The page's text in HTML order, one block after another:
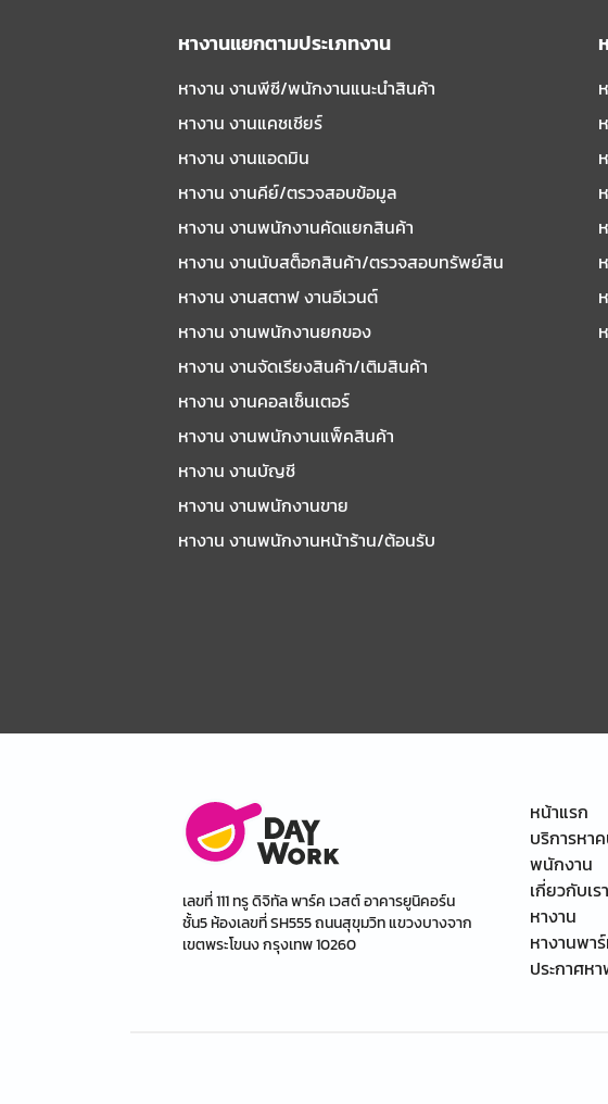
หางานแยกตามประเภทงาน
หางาน งานพีซี/พนักงานแนะนําสินค้า
หางาน งานแคชเชียร์
หางาน งานแอดมิน
หางาน งานคีย์/ตรวจสอบข้อมูล
หางาน งานพนักงานคัดแยกสินค้า
หางาน งานนับสต็อกสินค้า/ตรวจสอบทรัพย์สิน
หางาน งานสตาฟ งานอีเวนต์
หางาน งานพนักงานยกของ
หางาน งานจัดเรียงสินค้า/เติมสินค้า
หางาน งานคอลเซ็นเตอร์
หางาน งานพนักงานแพ็คสินค้า
หางาน งานบัญชี
หางาน งานพนักงานขาย
หางาน งานพนักงานหน้าร้าน/ต้อนรับ
เลขที่ 111 ทรู ดิจิทัล พาร์ค เวสต์ อาคารยูนิคอร์น
ชั้น5 ห้องเลขที่ SH555 ถนนสุขุมวิท แขวงบางจาก
เขตพระโขนง กรุงเทพ 10260
หน้าแรก
บริการหา
พนักงาน
เกี่ยวกับเรา
หางาน
หางานพา
ประกาศห